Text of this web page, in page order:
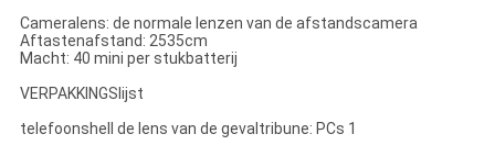
Cameralens: de normale lenzen van de afstandscamera
Aftastenafstand: 2535cm
Macht: 40 mini per stukbatterij
VERPAKKINGSlijst
telefoonshell de lens van de gevaltribune: PCs 1